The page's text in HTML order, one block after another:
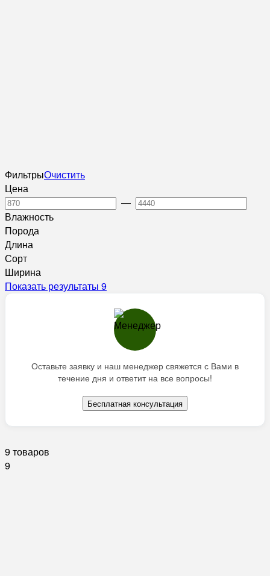
ФильтрыОчистить
Цена
—
Влажность
Порода
Длина
Сорт
Ширина
Показать результаты 9
Оставьте заявку и наш менеджер свяжется с Вами в
течение дня и ответит на все вопросы!
Бесплатная консультация
9 товаров
9